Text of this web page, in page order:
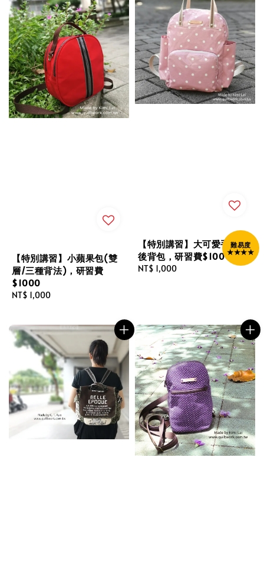
【特別講習】小蘋果包(雙
層/三種背法)，研習費
$1000
Regular
NT$ 1,000
難易度
★★★★
【特別講習】大可愛手提
後背包，研習費$1000
Regular
NT$ 1,000